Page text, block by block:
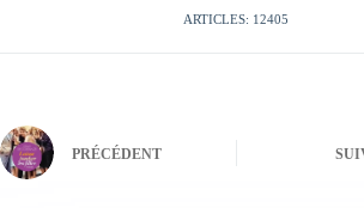
ARTICLES: 12405
PRÉCÉDENT